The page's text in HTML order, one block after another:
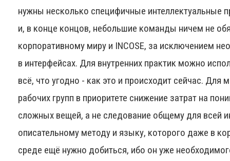
нужны несколько специфичные интеллектуальные
и, в конце концов, небольшие команды ничем не
корпоративному миру и INCOSE, за исключением
в интерфейсах. Для внутренних практик можно
всё, что угодно - как это и происходит сейчас. Для
рабочих групп в приоритете снижение затрат на
сложных вещей, а не следование общему для всей
описательному методу и языку, которого даже в
среде ещё нужно добиться, ибо он уже